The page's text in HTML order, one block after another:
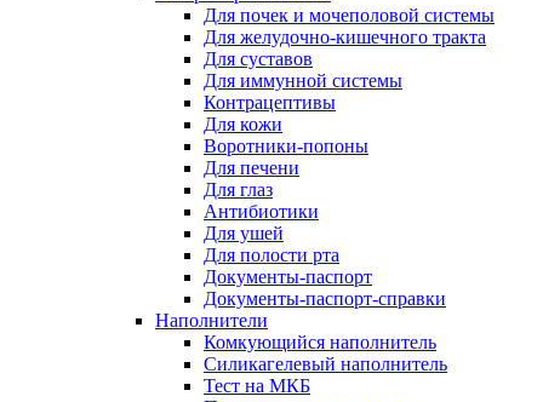
Для почек и мочеполовой системы
Для желудочно-кишечного тракта
Для суставов
Для иммунной системы
Контрацептивы
Для кожи
Воротники-попоны
Для печени
Для глаз
Антибиотики
Для ушей
Для полости рта
Документы-паспорт
Документы-паспорт-справки
Наполнители
Комкующийся наполнитель
Силикагелевый наполнитель
Тест на МКБ